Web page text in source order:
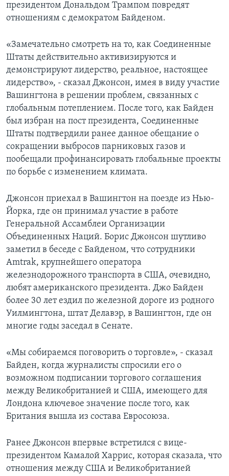
президентом Дональдом Трампом повредят
отношениям с демократом Байденом.
«Замечательно смотреть на то, как Соединенные
Штаты действительно активизируются и
демонстрируют лидерство, реальное, настоящее
лидерство», - сказал Джонсон, имея в виду участие
Вашингтона в решении проблем, связанных с
глобальным потеплением. После того, как Байден
был избран на пост президента, Соединенные
Штаты подтвердили ранее данное обещание о
сокращении выбросов парниковых газов и
пообещали профинансировать глобальные проекты
по борьбе с изменением климата.
Джонсон приехал в Вашингтон на поезде из Нью-
Йорка, где он принимал участие в работе
Генеральной Ассамблеи Организации
Объединенных Наций. Борис Джонсон шутливо
заметил в беседе с Байденом, что сотрудники
Amtrak, крупнейшего оператора
железнодорожного транспорта в США, очевидно,
любят американского президента. Джо Байден
более 30 лет ездил по железной дороге из родного
Уилмингтона, штат Делавэр, в Вашингтон, где он
многие годы заседал в Сенате.
«Мы собираемся поговорить о торговле», - сказал
Байден, когда журналисты спросили его о
возможном подписании торгового соглашения
между Великобританией и США, имеющего для
Лондона ключевое значение после того, как
Британия вышла из состава Евросоюза.
Ранее Джонсон впервые встретился с вице-
президентом Камалой Харрис, которая сказала, что
отношения между США и Великобританией